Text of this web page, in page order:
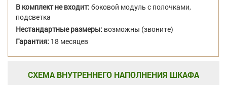
В комплект не входит: боковой модуль с полочками,
подсветка
Нестандартные размеры: возможны (звоните)
Гарантия: 18 месяцев
СХЕМА ВНУТРЕННЕГО НАПОЛНЕНИЯ ШКАФА